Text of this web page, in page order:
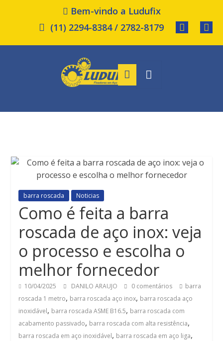
Bem-vindo a Ludufix
(11) 2294-8384 / 2782-8179
barra roscada Noticias
Como é feita a barra
roscada de aço inox: veja
o processo e escolha o
melhor fornecedor
10/04/2025 DANILO ARAUJO 0 comentários
barra
roscada 1 metro, barra roscada aço inox, barra roscada aço
inoxidável, barra roscada ASME B16.5, barra roscada com
acabamento passivado, barra roscada com alta resistência,
barra roscada em aço inoxidável, barra roscada em aço liga,